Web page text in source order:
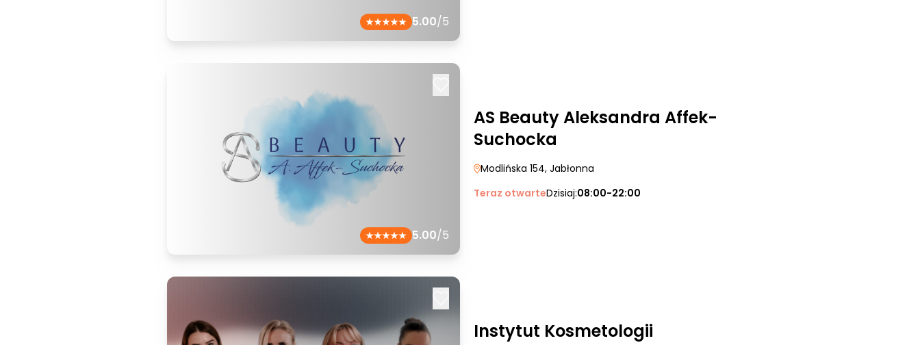
5.00/5
5.00/5
AS Beauty Aleksandra Affek-
Suchocka
Modlińska 154, Jabłonna
Teraz otwarteDzisiaj:08:00-22:00
Instytut Kosmetologii